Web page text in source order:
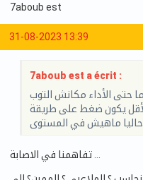
7aboub est
31-08-2023 13:39
7aboub est a écrit :
حتى الأداء مكانش التوب
يكون ضغط على طريقة
حاليا ماهيش في المستوى
تفاهمنا في الاصابة …